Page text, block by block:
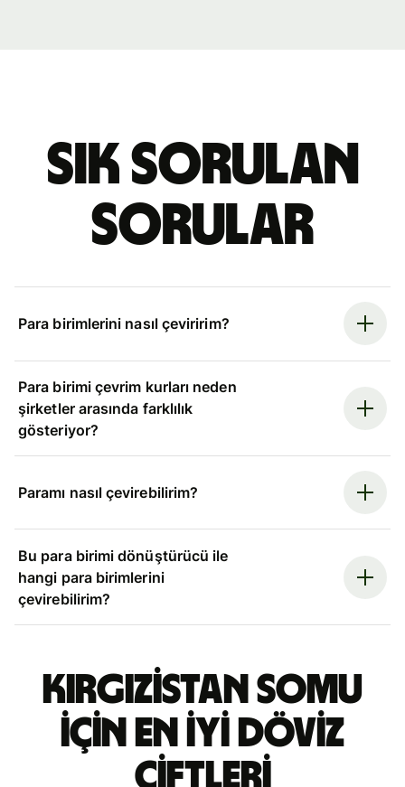
Sık sorulan
sorular
Para birimlerini nasıl çeviririm?
Para birimi çevrim kurları neden
şirketler arasında farklılık
gösteriyor?
Paramı nasıl çevirebilirim?
Bu para birimi dönüştürücü ile
hangi para birimlerini
çevirebilirim?
Kırgızistan somu
için en iyi döviz
çiftleri